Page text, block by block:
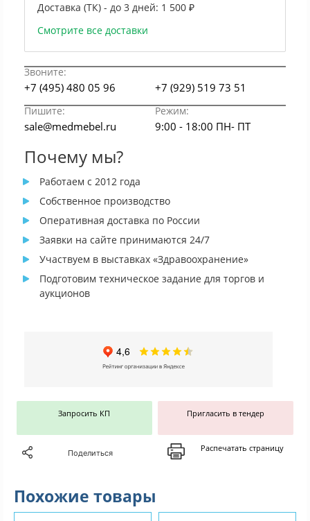
Доставка (ТК) - до 3 дней: 1 500 ₽
Смотрите все доставки
Звоните:
+7 (495) 480 05 96 +7 (929) 519 73 51
Пишите: Режим:
sale@medmebel.ru 9:00 - 18:00 ПН- ПТ
Почему мы?
Работаем с 2012 года
Собственное производство
Оперативная доставка по России
Заявки на сайте принимаются 24/7
Участвуем в выставках «Здравоохранение»
Подготовим техническое задание для торгов и
аукционов
Запросить КП Пригласить в тендер
Поделиться Распечатать страницу
Похожие товары